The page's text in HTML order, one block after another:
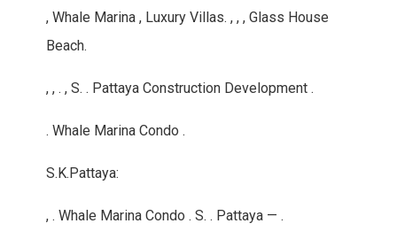
, Whale Marina , Luxury Villas. , , , Glass House
Beach.
, , . , S. . Pattaya Construction Development .
. Whale Marina Condo .
S.K.Pattaya:
, . Whale Marina Condo . S. . Pattaya — .